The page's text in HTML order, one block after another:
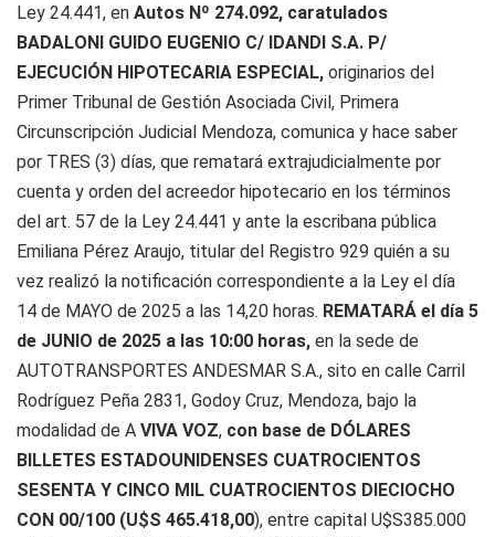
Ley 24.441, en Autos Nº 274.092, caratulados
BADALONI GUIDO EUGENIO C/ IDANDI S.A. P/
EJECUCIÓN HIPOTECARIA ESPECIAL, originarios del
Primer Tribunal de Gestión Asociada Civil, Primera
Circunscripción Judicial Mendoza, comunica y hace saber
por TRES (3) días, que rematará extrajudicialmente por
cuenta y orden del acreedor hipotecario en los términos
del art. 57 de la Ley 24.441 y ante la escribana pública
Emiliana Pérez Araujo, titular del Registro 929 quién a su
vez realizó la notificación correspondiente a la Ley el día
14 de MAYO de 2025 a las 14,20 horas. REMATARÁ el día 5
de JUNIO de 2025 a las 10:00 horas, en la sede de
AUTOTRANSPORTES ANDESMAR S.A., sito en calle Carril
Rodríguez Peña 2831, Godoy Cruz, Mendoza, bajo la
modalidad de A VIVA VOZ, con base de DÓLARES
BILLETES ESTADOUNIDENSES CUATROCIENTOS
SESENTA Y CINCO MIL CUATROCIENTOS DIECIOCHO
CON 00/100 (U$S 465.418,00), entre capital U$S385.000